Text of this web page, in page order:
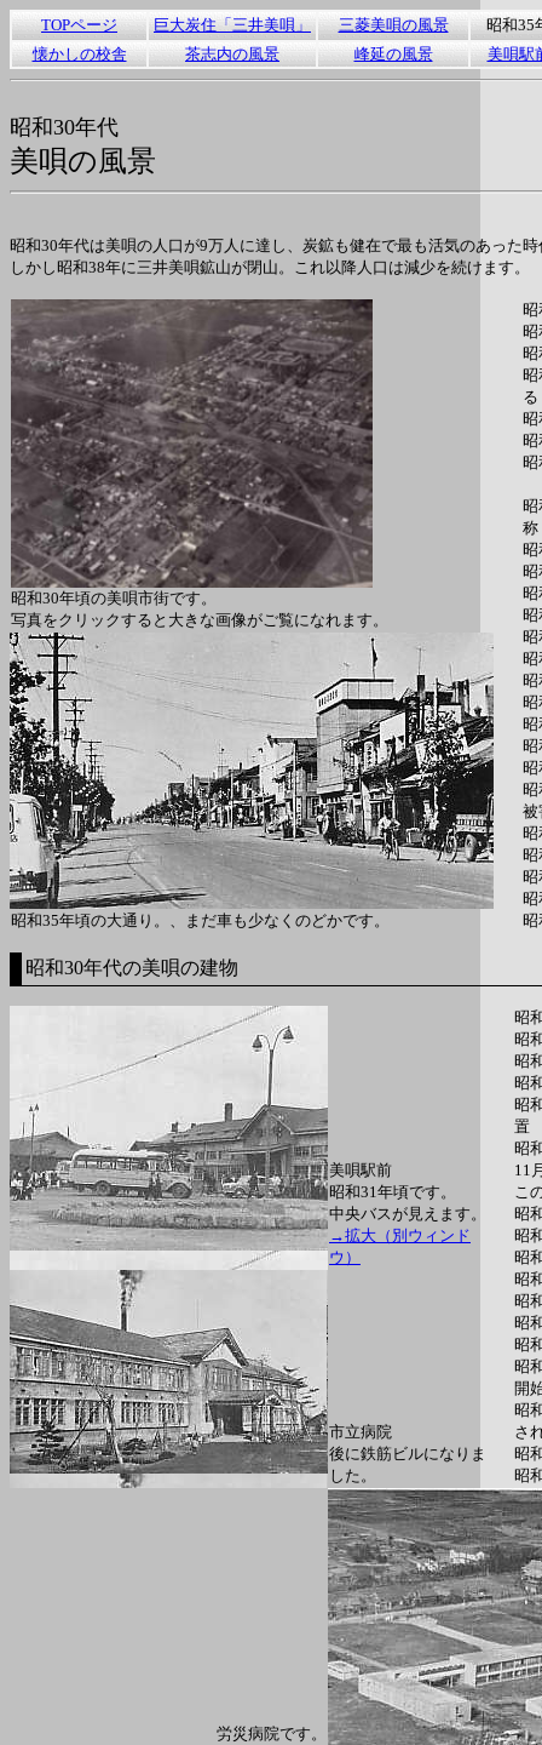
TOPページ 巨大炭住「三井美唄」 三菱美唄の風景
昭和35
懐かしの校舎
茶志内の風景 峰延の風景 美唄駅
昭和30年代
美唄の風景
昭和30年代は美唄の人口が9万人に達し、炭鉱も健在で最も活気のあった
しかし昭和38年に三井美唄鉱山が閉山。これ以降人口は減少を続けます。
昭和30年頃の美唄市街です。
写真をクリックすると大きな画像がご覧になれます。
る
称
被
昭和35年頃の大通り。、まだ車も少なくのどかです。
昭和30年代の美唄の建物
美唄駅前
昭和31年頃です。
中央バスが見えます。
→拡大（別ウィンド
ウ）
昭
昭
昭
昭
昭
置
昭
11
こ
昭
昭
昭
昭
昭
昭
昭
昭
開
昭
さ
昭
昭
市立病院
後に鉄筋ビルになりま
した。
労災病院です。